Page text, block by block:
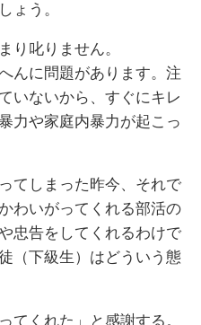
ょう。
り叱りません。
んに問題があります。注
いないから、すぐにキレ
力や家庭内暴力が起こっ
てしまった昨今、それで
わいがってくれる部活の
忠告をしてくれるわけで
（下級生）はどういう態
てくれた」と感謝する。